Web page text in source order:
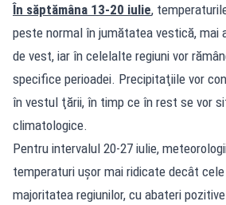
În săptămâna 13-20 iulie,
peste normal în jumătatea vestică, mai
de vest, iar în celelalte regiuni vor
specifice perioadei. Precipitaţiile vor
în vestul ţării, în timp ce în rest se vor
climatologice.
Pentru intervalul 20-27 iulie,
temperaturi uşor mai ridicate decât
majoritatea regiunilor, cu abateri